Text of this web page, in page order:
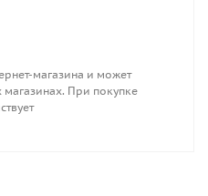
магазина и может
магазинах. При покупке